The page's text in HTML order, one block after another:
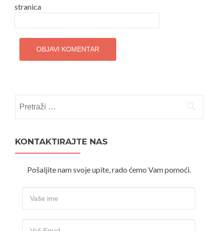
stranica
KONTAKTIRAJTE NAS
Pošaljite nam svoje upite, rado ćemo Vam pomoći.